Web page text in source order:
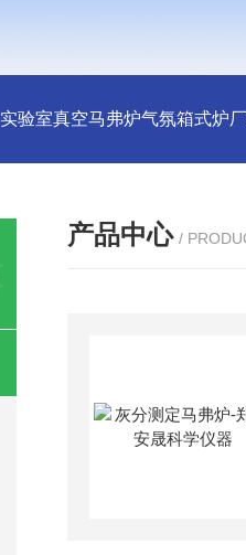
实验室真空马弗炉气氛箱式炉
产品中心 /